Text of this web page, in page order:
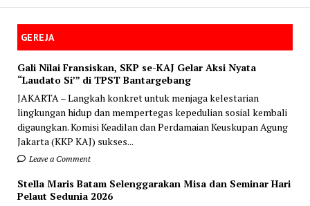
GEREJA
Gali Nilai Fransiskan, SKP se-KAJ Gelar Aksi Nyata
“Laudato Si’” di TPST Bantargebang
JAKARTA – Langkah konkret untuk menjaga kelestarian
lingkungan hidup dan mempertegas kepedulian sosial kembali
digaungkan. Komisi Keadilan dan Perdamaian Keuskupan Agung
Jakarta (KKP KAJ) sukses...
Leave a Comment
Stella Maris Batam Selenggarakan Misa dan Seminar Hari
Pelaut Sedunia 2026